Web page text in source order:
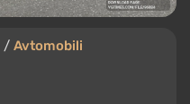
/ Avtomobili